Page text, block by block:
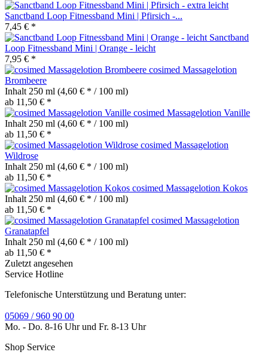
Sanctband Loop Fitnessband Mini | Pfirsich -...
7,45 € *
Sanctband
Loop Fitnessband Mini | Orange - leicht
7,95 € *
cosimed Massagelotion
Brombeere
Inhalt 250 ml (4,60 € * / 100 ml)
ab 11,50 € *
cosimed Massagelotion Vanille
Inhalt 250 ml (4,60 € * / 100 ml)
ab 11,50 € *
cosimed Massagelotion
Wildrose
Inhalt 250 ml (4,60 € * / 100 ml)
ab 11,50 € *
cosimed Massagelotion Kokos
Inhalt 250 ml (4,60 € * / 100 ml)
ab 11,50 € *
cosimed Massagelotion
Granatapfel
Inhalt 250 ml (4,60 € * / 100 ml)
ab 11,50 € *
Zuletzt angesehen
Service Hotline
Telefonische Unterstützung und Beratung unter:
05069 / 960 90 00
Mo. - Do. 8-16 Uhr und Fr. 8-13 Uhr
Shop Service